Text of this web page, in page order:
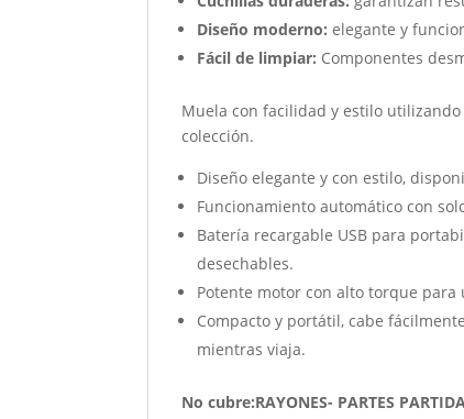
Diseño moderno:elegante y
Fácil de limpiar: Componentes
Muela con facilidad y estilo
colección.
Diseño elegante y con estilo,
Funcionamiento automático con
Batería recargable USB para
desechables.
Potente motor con alto torque
Compacto y portátil, cabe
mientras viaja.
No cubre:RAYONES- PARTES